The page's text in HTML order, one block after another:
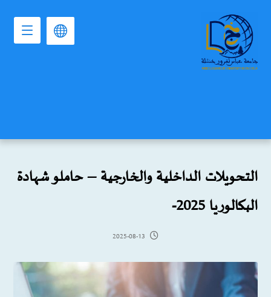
التحويلات الداخلية والخارجية – حاملو شهادة
البكالوريا 2025-
2025-08-13